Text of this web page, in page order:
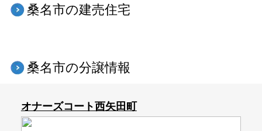
桑名市の建売住宅
桑名市の分譲情報
オナーズコート西矢田町